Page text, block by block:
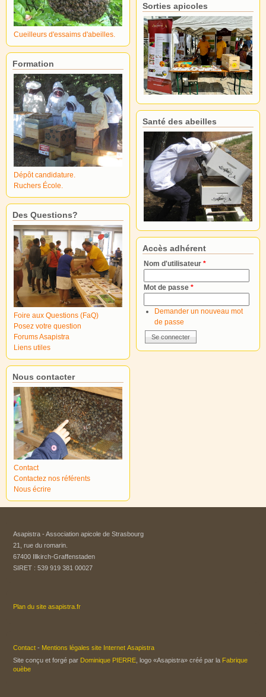
Cueilleurs d'essaims d'abeilles.
Formation
Dépôt candidature.
Ruchers École.
Des Questions?
Foire aux Questions (FaQ)
Posez votre question
Forums Asapistra
Liens utiles
Nous contacter
Contact
Contactez nos référents
Nous écrire
Sorties apicoles
Santé des abeilles
Accès adhérent
Nom d'utilisateur *
Mot de passe *
Demander un nouveau mot
de passe
Asapistra - Association apicole de Strasbourg​
21, rue du romarin.
67400 Illkirch-Graffenstaden
SIRET : 539 919 381 00027
Plan du site asapistra.fr
Contact - Mentions légales site Internet Asapistra
Site conçu et forgé par Dominique PIERRE , logo «Asapistra» créé par la Fabrique
ouèbe